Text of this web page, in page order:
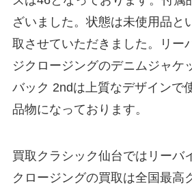
ざいました。状態は未使用品と
取させていただきました。リー
ジクロージングのデニムジャケ
バック 2ndは上質なデザインで
品物になっております。
買取クラシック仙台ではリーバ
クロージングの買取は全国最高